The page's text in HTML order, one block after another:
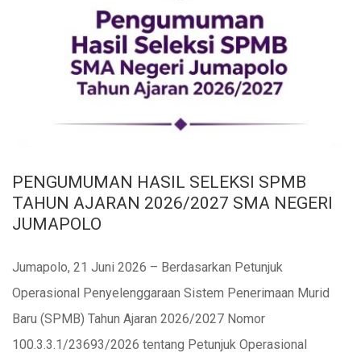
PENGUMUMAN HASIL SELEKSI SPMB
TAHUN AJARAN 2026/2027 SMA NEGERI
JUMAPOLO
Jumapolo, 21 Juni 2026 – Berdasarkan Petunjuk
Operasional Penyelenggaraan Sistem Penerimaan Murid
Baru (SPMB) Tahun Ajaran 2026/2027 Nomor
100.3.3.1/23693/2026 tentang Petunjuk Operasional